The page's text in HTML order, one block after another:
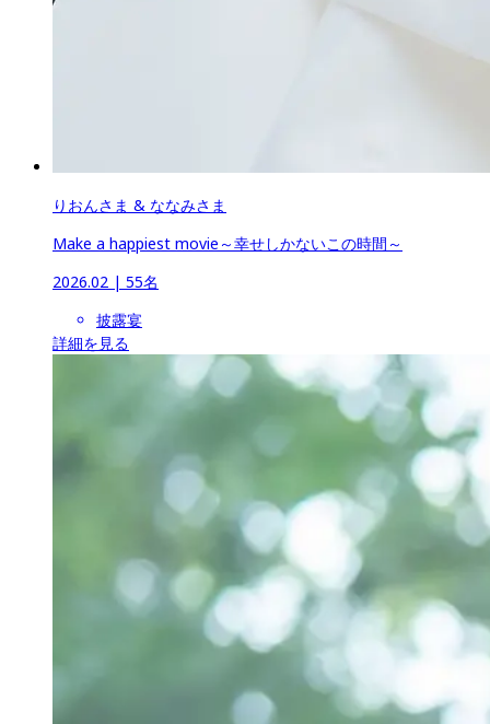
りおんさま & ななみさま
Make a happiest movie～幸せしかないこの時間～
2026.02 | 55名
披露宴
詳細を見る